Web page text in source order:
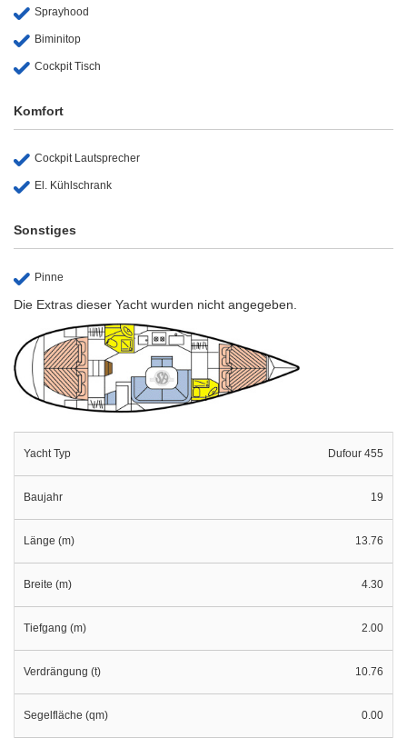
Sprayhood
Biminitop
Cockpit Tisch
Komfort
Cockpit Lautsprecher
El. Kühlschrank
Sonstiges
Pinne
Die Extras dieser Yacht wurden nicht angegeben.
Yacht Typ Dufour 455
Baujahr 19
Länge (m) 13.76
Breite (m) 4.30
Tiefgang (m) 2.00
Verdrängung (t) 10.76
Segelfläche (qm) 0.00